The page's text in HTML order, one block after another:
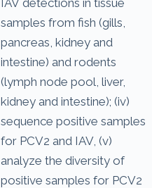
samples from fish (gills,
pancreas, kidney and
intestine) and rodents
(lymph node pool, liver,
kidney and intestine); (iv)
sequence positive samples
for PCV2 and IAV, (v)
analyze the diversity of
positive samples for PCV2